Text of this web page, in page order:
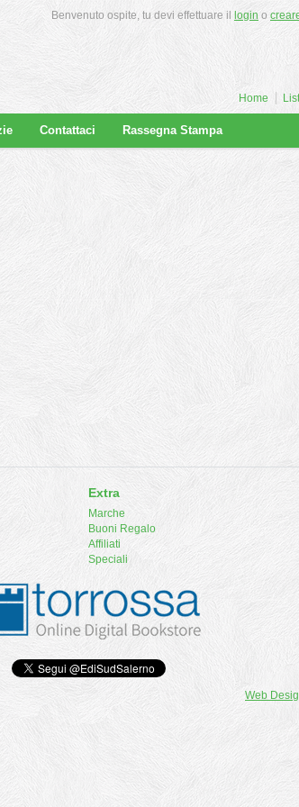
Benvenuto ospite, tu devi effettuare il login o
Home
Contattaci Rassegna Stampa
Extra
Marche
Buoni Regalo
Affiliati
Speciali
Web